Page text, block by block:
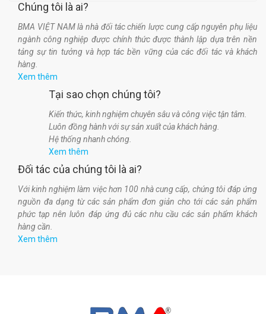
Chúng tôi là ai?
BMA VIỆT NAM là nhà đối tác chiến lược cung cấp nguyên phụ liệu
ngành công nghiệp được chính thức được thành lập dựa trên nền
tảng sự tin tưởng và hợp tác bền vững của các đối tác và khách
hàng.
Xem thêm
Tại sao chọn chúng tôi?
Kiến thức, kinh nghiệm chuyên sâu và công việc tận tâm.
Luôn đồng hành với sự sản xuất của khách hàng.
Hệ thống nhanh chóng.
Xem thêm
Đối tác của chúng tôi là ai?
Với kinh nghiệm làm việc hơn 100 nhà cung cấp, chúng tôi đáp ứng
nguồn đa dạng từ các sản phẩm đơn giản cho tới các sản phẩm
phức tạp nên luôn đáp ứng đủ các nhu cầu các sản phẩm khách
hàng cần.
Xem thêm